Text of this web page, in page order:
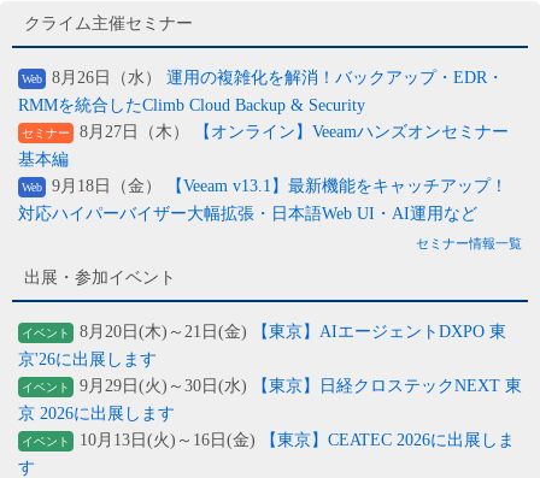
クライム主催セミナー
Web 8月26日（水） 運用の複雑化を解消！バックアップ・EDR・
RMMを統合したClimb Cloud Backup & Security
セミナー 8月27日（木）
【オンライン】Veeamハンズオンセミナー
基本編
Web 9月18日（金）
【Veeam v13.1】最新機能をキャッチアップ！
対応ハイパーバイザー大幅拡張・日本語Web UI・AI運用など
セミナー情報一覧
出展・参加イベント
イベント 8月20日(木)～21日(金)
【東京】AIエージェントDXPO 東
京'26に出展します
イベント 9月29日(火)～30日(水)
【東京】日経クロステックNEXT 東
京 2026に出展します
イベント 10月13日(火)～16日(金)
【東京】CEATEC 2026に出展しま
す